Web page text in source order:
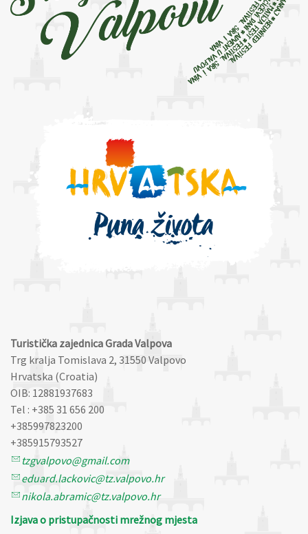
Turistička zajednica Grada Valpova
Trg kralja Tomislava 2, 31550 Valpovo
Hrvatska (Croatia)
OIB: 12881937683
Tel : +385 31 656 200
+385997823200
+385915793527
tzgvalpovo@gmail.com
eduard.lackovic@tz.valpovo.hr
nikola.abramic@tz.valpovo.hr
Izjava o pristupačnosti mrežnog mjesta